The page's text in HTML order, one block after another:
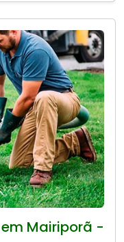
Mairiporã -